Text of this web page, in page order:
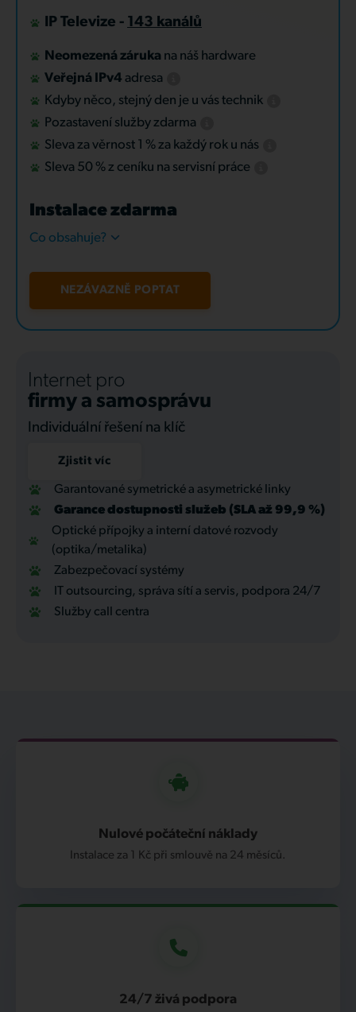
IP Televize - 143 kanálů
Neomezená záruka na náš hardware
Veřejná IPv4 adresa
Kdyby něco, stejný den je u vás technik
Pozastavení služby zdarma
Sleva za věrnost 1 % za každý rok u nás
Sleva 50 % z ceníku na servisní práce
Instalace zdarma
Co obsahuje?
NEZÁVAZNĚ POPTAT
Internet pro
firmy a samosprávu
Individuální řešení na klíč
Zjistit víc
Garantované symetrické a asymetrické linky
Garance dostupnosti služeb (SLA až 99,9 %)
Optické přípojky a interní datové rozvody
(optika/metalika)
Zabezpečovací systémy
IT outsourcing, správa sítí a servis, podpora 24/7
Služby call centra
Nulové počáteční náklady
Instalace za 1 Kč při smlouvě na 24 měsíců.
24/7 živá podpora